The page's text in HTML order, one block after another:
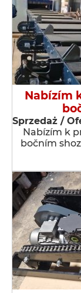
Nabízím
Sprzedaż /
Nabízím k
bočním